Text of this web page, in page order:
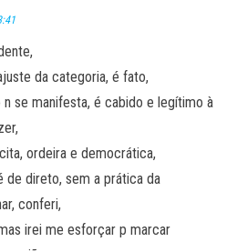
da categoria, é fato,
se manifesta, é cabido e legítimo à
ordeira e democrática,
de direto, sem a prática da
conferi,
irei me esforçar p marcar